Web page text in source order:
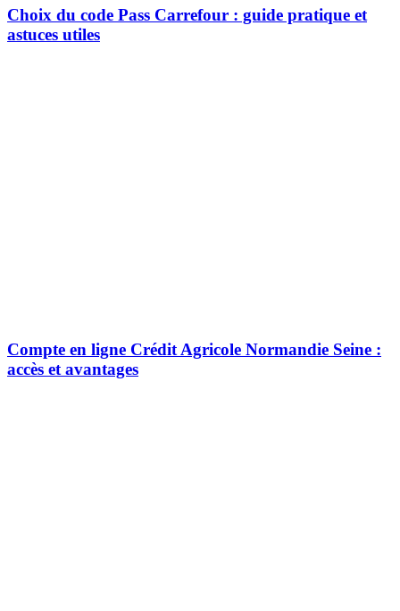
Choix du code Pass Carrefour : guide pratique et
astuces utiles
Compte en ligne Crédit Agricole Normandie Seine :
accès et avantages